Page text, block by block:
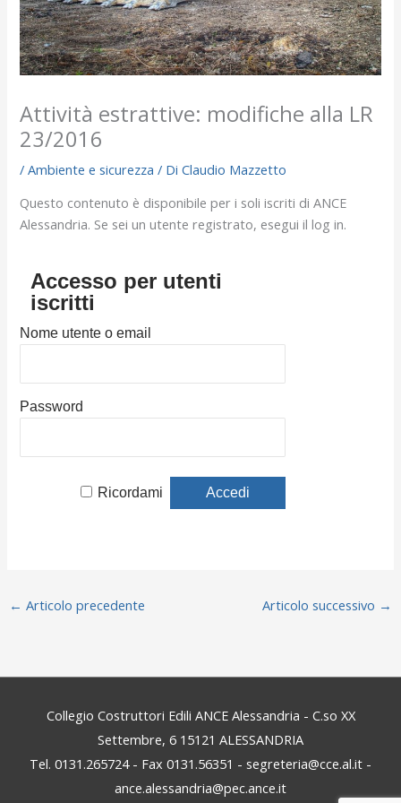
Attività estrattive: modifiche alla LR
23/2016
/Ambiente e sicurezza / DiClaudio Mazzetto
Questo contenuto è disponibile per i soli iscriti di ANCE
Alessandria. Se sei un utente registrato, esegui il log in.
Accesso per utenti
iscritti
Nome utente o email
Password
Ricordami
← Articolo precedente Articolo successivo →
Collegio Costruttori Edili ANCE Alessandria - C.so XX
Settembre, 6 15121 ALESSANDRIA
Tel. 0131.265724 - Fax 0131.56351 - segreteria@cce.al.it -
ance.alessandria@pec.ance.it